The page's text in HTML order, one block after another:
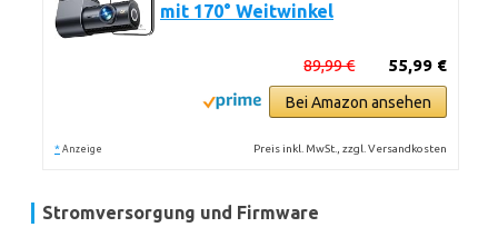
mit 170° Weitwinkel
55,99 €
89,99 €
Bei Amazon ansehen
* Anzeige Preis inkl. MwSt., zzgl. Versandkosten
Stromversorgung und Firmware